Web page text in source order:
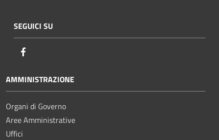
SEGUICI SU
AMMINISTRAZIONE
Organi di Governo
Aree Amministrative
Uffici